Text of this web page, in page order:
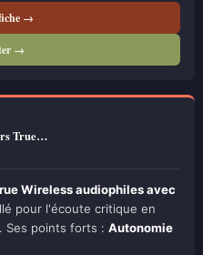
→
→
True…
Wireless audiophiles avec
pour l'écoute critique en
Ses points forts : Autonomie